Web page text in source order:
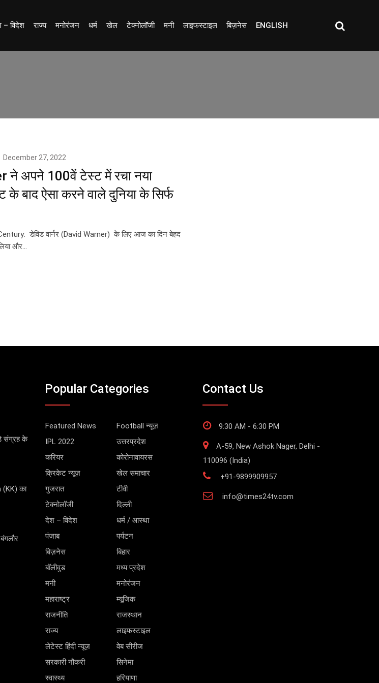
– विदेश राज्य मनोरंजन धर्म खेल टेक्नोलॉजी मनी लाइफस्टाइल बिज़नेस ENGLISH
December 27, 2022
ने अपने 100वें टेस्ट में रचा नया
के बाद ऐसा करने वाले दुनिया के सिर्फ
डेविड वार्नर (David Warner) के लिए आज का दिन बेहद
और…
संग्रह के
(KK) का
Popular Categories
Featured News
Football न्यूज़
IPL 2022
उत्तरप्रदेश
करियर
कोरोनावायरस
क्रिकेट न्यूज़
खेल समाचार
गुजरात
टीवी
टेक्नोलॉजी
दिल्ली
देश – विदेश
धर्म / आस्था
पंजाब
पर्यटन
बिज़नेस
बिहार
बॉलीवुड
मध्य प्रदेश
मनी
मनोरंजन
महाराष्ट्र
म्यूजिक
राजनीति
राजस्थान
राज्य
लाइफस्टाइल
लेटेस्ट हिंदी न्यूज़
वेब सीरीज
सरकारी नौकरी
सिनेमा
स्वास्थ्य
हरियाणा
Contact Us
9:30 AM - 6:30 PM
A-59, New Ashok Nager, Delhi -
110096 (India)
+91-9899909957
info@times24tv.com